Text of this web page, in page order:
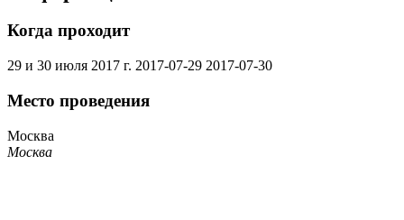
Когда проходит
29 и 30 июля 2017 г. 2017-07-29 2017-07-30
Место проведения
Москва
Москва